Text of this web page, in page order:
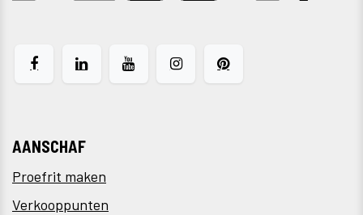
AANSCHAF
Proefrit maken
Verkooppunten